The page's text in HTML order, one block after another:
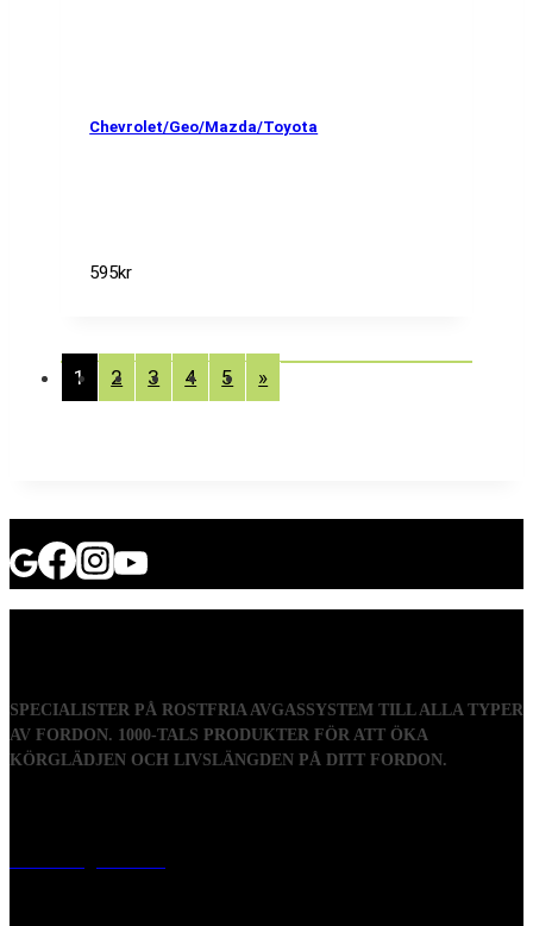
Chevrolet/Geo/Mazda/Toyota
595kr
1 2 3 4 5 »
SPECIALISTER PÅ ROSTFRIA AVGASSYSTEM TILL ALLA TYPER
AV FORDON. 1000-TALS PRODUKTER FÖR ATT ÖKA
KÖRGLÄDJEN OCH LIVSLÄNGDEN PÅ DITT FORDON.